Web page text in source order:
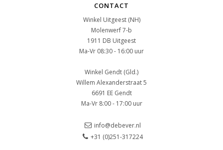
CONTACT
Winkel Uitgeest (NH)
Molenwerf 7-b
1911 DB Uitgeest
Ma-Vr 08:30 - 16:00 uur
Winkel Gendt (Gld.)
Willem Alexanderstraat 5
6691 EE Gendt
Ma-Vr 8:00 - 17:00 uur
info@debever.nl
+31 (0)251-317224